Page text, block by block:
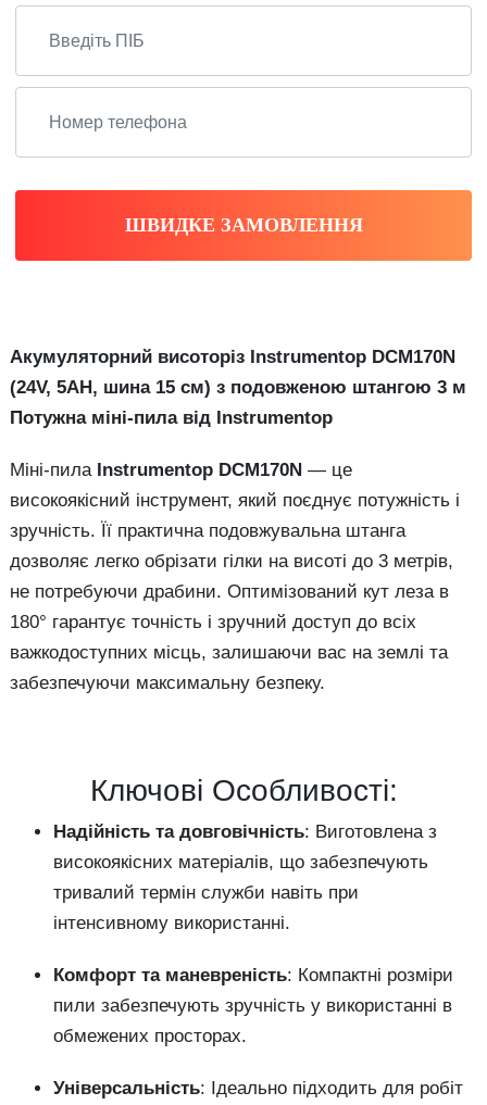
ШВИДКЕ ЗАМОВЛЕННЯ
Акумуляторний висоторіз Instrumentop DCM170N
(24V, 5AH, шина 15 см) з подовженою штангою 3 м
Потужна міні-пила від Instrumentop
Міні-пила Instrumentop DCM170N — це
високоякісний інструмент, який поєднує потужність і
зручність. Її практична подовжувальна штанга
дозволяє легко обрізати гілки на висоті до 3 метрів,
не потребуючи драбини. Оптимізований кут леза в
180° гарантує точність і зручний доступ до всіх
важкодоступних місць, залишаючи вас на землі та
забезпечуючи максимальну безпеку.
Ключові Особливості:
Надійність та довговічність: Виготовлена з
високоякісних матеріалів, що забезпечують
тривалий термін служби навіть при
інтенсивному використанні.
Комфорт та маневреність: Компактні розміри
пили забезпечують зручність у використанні в
обмежених просторах.
Універсальність: Ідеально підходить для робіт